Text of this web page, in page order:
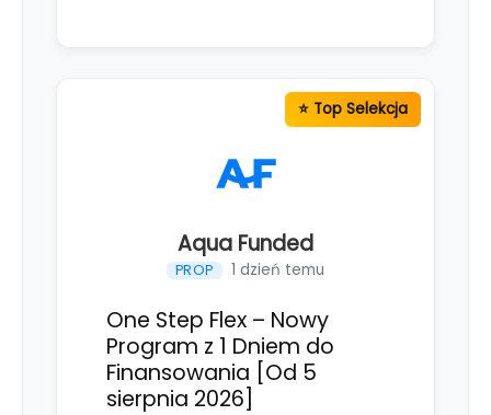
Aqua Funded
PROP 1 dzień temu
One Step Flex – Nowy
Program z 1 Dniem do
Finansowania [Od 5
sierpnia 2026]